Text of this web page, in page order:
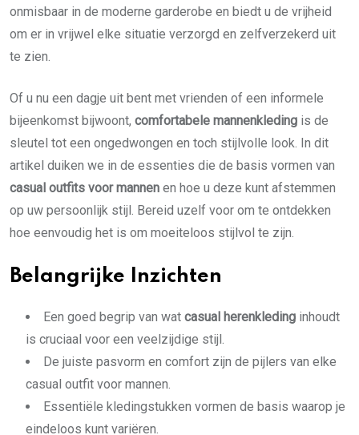
onmisbaar in de moderne garderobe en biedt u de vrijheid
om er in vrijwel elke situatie verzorgd en zelfverzekerd uit
te zien.
Of u nu een dagje uit bent met vrienden of een informele
bijeenkomst bijwoont, comfortabele mannenkleding is de
sleutel tot een ongedwongen en toch stijlvolle look. In dit
artikel duiken we in de essenties die de basis vormen van
casual outfits voor mannen en hoe u deze kunt afstemmen
op uw persoonlijk stijl. Bereid uzelf voor om te ontdekken
hoe eenvoudig het is om moeiteloos stijlvol te zijn.
Belangrijke Inzichten
Een goed begrip van wat casual herenkleding inhoudt
is cruciaal voor een veelzijdige stijl.
De juiste pasvorm en comfort zijn de pijlers van elke
casual outfit voor mannen.
Essentiële kledingstukken vormen de basis waarop je
eindeloos kunt variëren.